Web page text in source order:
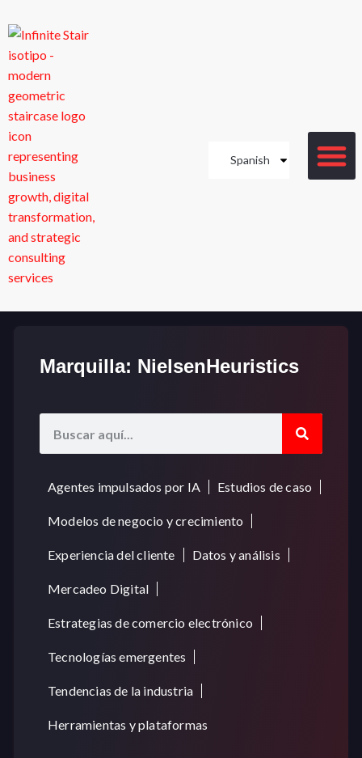
Spanish
Marquilla: NielsenHeuristics
Agentes impulsados por IA Estudios de caso
Modelos de negocio y crecimiento
Experiencia del cliente Datos y análisis
Mercadeo Digital
Estrategias de comercio electrónico
Tecnologías emergentes
Tendencias de la industria
Herramientas y plataformas